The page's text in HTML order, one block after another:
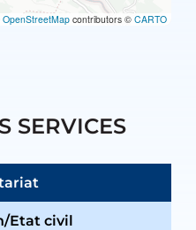
OpenStreetMap contributors © CARTO
SERVICES
Etat civil